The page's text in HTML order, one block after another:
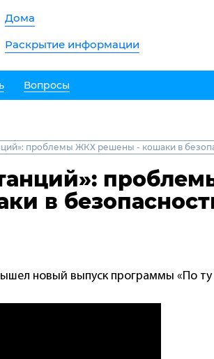
Дома
Раскрытие информации
Вопросы
проблемы ЖКХ решены - кошаки в
в
новый выпуск программы «По ту